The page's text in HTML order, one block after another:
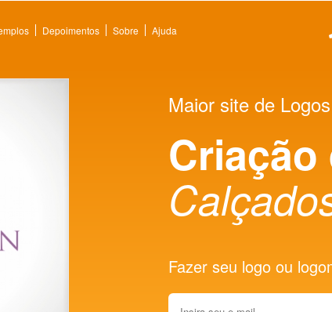
Depoimentos Sobre Ajuda
Maior site de
Criação
Fazer seu logo ou